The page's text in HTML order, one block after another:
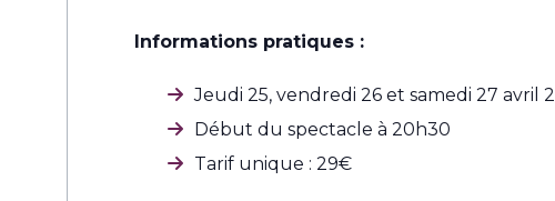
Informations pratiques :
Jeudi 25, vendredi 26 et samedi 27 avril
Début du spectacle à 20h30
Tarif unique : 29€